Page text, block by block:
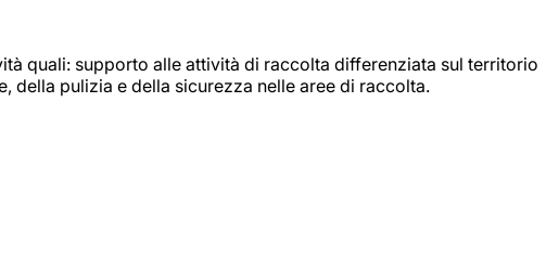
quali: supporto alle attività di raccolta differenziata sul territorio
pulizia e della sicurezza nelle aree di raccolta.